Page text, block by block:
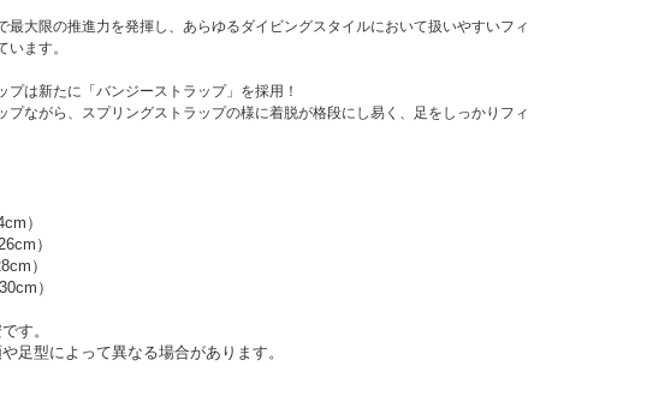
最大限の推進力を発揮し、あらゆるダイビングスタイルにおいて扱いやすいフィ
います。
プは新たに「バンジーストラップ」を採用！
プながら、スプリングストラップの様に着脱が格段にし易く、足をしっかりフィ
）
）
）
）
す。
足型によって異なる場合があります。